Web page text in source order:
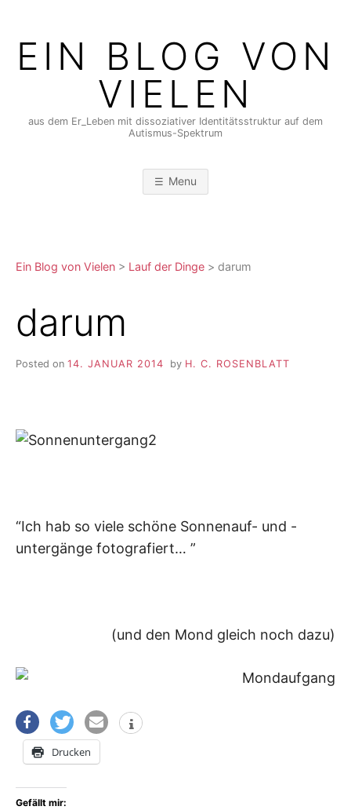
contentEIN BLOG VON
VIELEN
aus dem Er_Leben mit dissoziativer Identitätsstruktur auf dem
Autismus-Spektrum
Menu
Ein Blog von Vielen > Lauf der Dinge > darum
darum
Posted on 14. JANUAR 2014 by H. C. ROSENBLATT
“Ich hab so viele schöne Sonnenauf- und -
untergänge fotografiert… ”
(und den Mond gleich noch dazu)
Drucken
Gefällt mir: